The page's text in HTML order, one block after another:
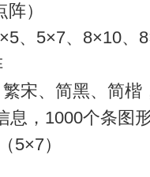
）
、5×7、8×10、
宋、简黑、简
息，1000个条图
5×7）